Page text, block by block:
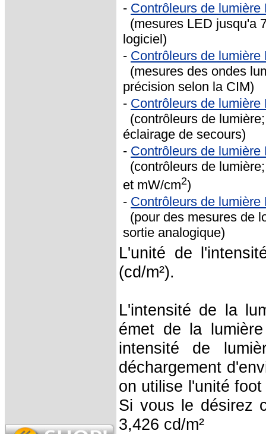
- Contrôleurs de lumière
(mesures LED jusqu'a
logiciel)
- Contrôleurs de lumière
(mesures des ondes
précision selon la CIM)
- Contrôleurs de lumière
(contrôleurs de
éclairage de secours)
- Contrôleurs de lumière
(contrôleurs de
et mW/cm2)
- Contrôleurs de lumière
(pour des mesures de
sortie analogique)
L'unité de
(cd/m²).
L'intensité de la
émet de la
intensité de
déchargement
on utilise l'unité
Si vous le désirez
3,426 cd/m²